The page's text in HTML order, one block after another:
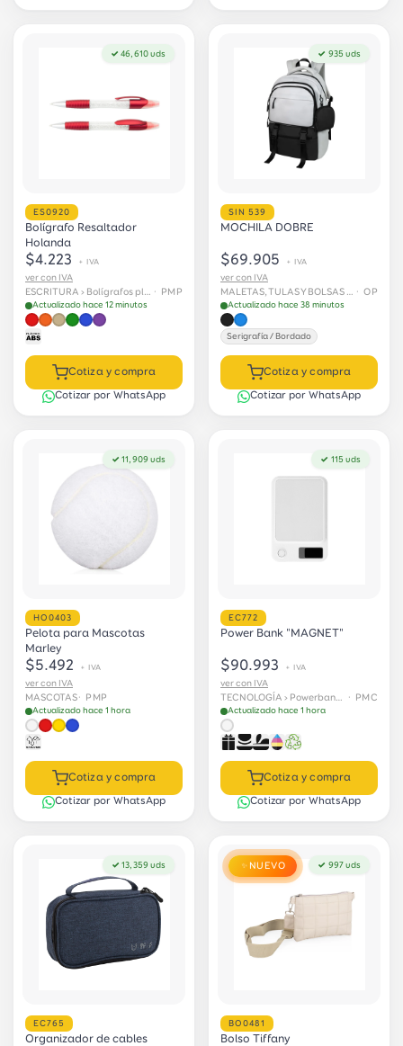
✓ 46,610 uds
ES0920
Bolígrafo Resaltador
Holanda
$4.223 + IVA
ver con IVA
· PMP
Actualizado hace 12 minutos
Cotiza y compra
Cotizar por WhatsApp
✓ 935 uds
SIN 539
MOCHILA DOBRE
$69.905 + IVA
ver con IVA
· OP
Actualizado hace 38 minutos
Serigrafía / Bordado
Cotiza y compra
Cotizar por WhatsApp
✓ 11,909 uds
HO0403
Pelota para Mascotas
Marley
$5.492 + IVA
ver con IVA
MASCOTAS· PMP
Actualizado hace 1 hora
Cotiza y compra
Cotizar por WhatsApp
✓ 115 uds
EC772
Power Bank "MAGNET"
$90.993 + IVA
ver con IVA
· PMC
Actualizado hace 1 hora
Cotiza y compra
Cotizar por WhatsApp
✓ 13,359 uds
EC765
Organizador de cables
✨ NUEVO ✓ 997 uds
BO0481
Bolso Tiffany